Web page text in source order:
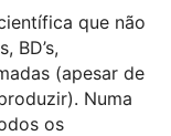
que não
BD’s,
(apesar de
Numa
os